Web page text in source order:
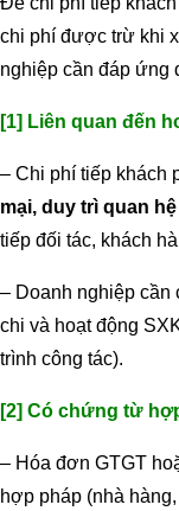
chi phí được trừ khi
nghiệp cần đáp ứng
[1] Liên quan đến
– Chi phí tiếp khách
mại, duy trì quan
tiếp đối tác, khách
– Doanh nghiệp
chi và hoạt động
trình công tác).
[2] Có chứng từ
– Hóa đơn GTGT
hợp pháp (nhà